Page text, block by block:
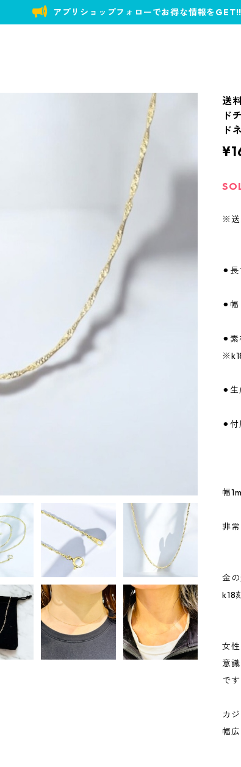
アプリショップフォローでお得な情報をGET!!
送
ド
ド
※送
⚫︎
⚫︎
⚫︎
⚫︎
⚫︎
幅
非
金
k18
女
意
です
カ
幅